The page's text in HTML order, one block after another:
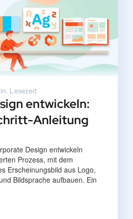
Lesezeit
entwickeln:
Anleitung
Design entwickeln
Prozess, mit dem
Erscheinungsbild aus Logo,
Bildsprache aufbauen. Ein